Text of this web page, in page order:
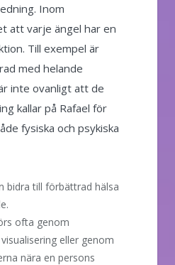
Inom
att varje ängel har en
Till exempel är
med helande
inte ovanligt att de
kallar på Rafael för
fysiska och psykiska
bidra till förbättrad hälsa
ofta genom
eller genom
nära en persons